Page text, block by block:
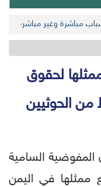
لحقوق
الحوثيين
السامية
ممثلها في اليمن